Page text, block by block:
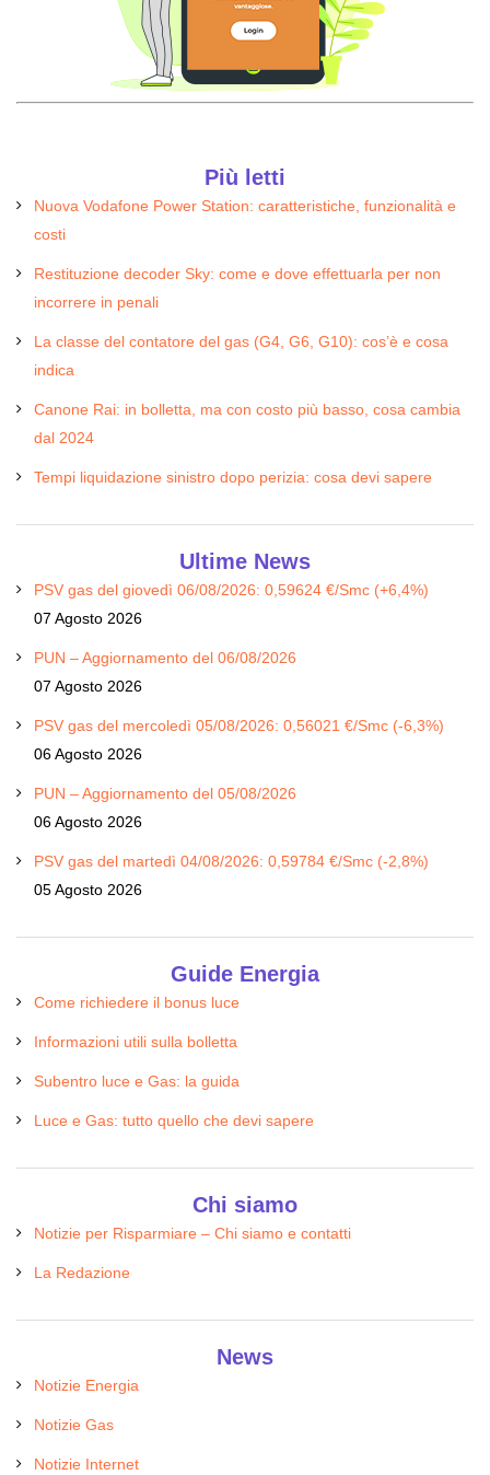
Più letti
Nuova Vodafone Power Station: caratteristiche, funzionalità e
costi
Restituzione decoder Sky: come e dove effettuarla per non
incorrere in penali
La classe del contatore del gas (G4, G6, G10): cos’è e cosa
indica
Canone Rai: in bolletta, ma con costo più basso, cosa cambia
dal 2024
Tempi liquidazione sinistro dopo perizia: cosa devi sapere
Ultime News
PSV gas del giovedì 06/08/2026: 0,59624 €/Smc (+6,4%)
07 Agosto 2026
PUN – Aggiornamento del 06/08/2026
07 Agosto 2026
PSV gas del mercoledì 05/08/2026: 0,56021 €/Smc (-6,3%)
06 Agosto 2026
PUN – Aggiornamento del 05/08/2026
06 Agosto 2026
PSV gas del martedì 04/08/2026: 0,59784 €/Smc (-2,8%)
05 Agosto 2026
Guide Energia
Come richiedere il bonus luce
Informazioni utili sulla bolletta
Subentro luce e Gas: la guida
Luce e Gas: tutto quello che devi sapere
Chi siamo
Notizie per Risparmiare – Chi siamo e contatti
La Redazione
News
Notizie Energia
Notizie Gas
Notizie Internet